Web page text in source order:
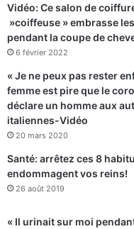
Vidéo: Ce salon de
»coiffeuse » embrasse
pendant la coupe de
6 février 2022
« Je ne peux pas rester
femme est pire que le
déclare un homme aux
italiennes-Vidéo
20 mars 2020
Santé: arrêtez ces 8
endommagent vos reins!
26 août 2019
« Il urinait sur moi